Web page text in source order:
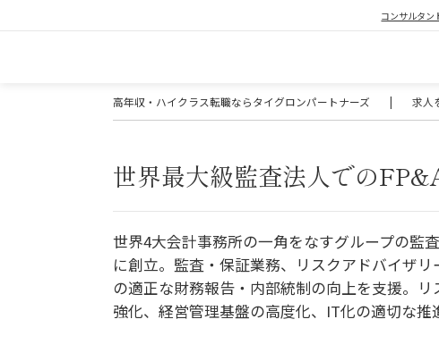
コンサルタン
高年収・ハイクラス転職ならタイグロンパートナーズ | 求人
世界最大級監査法人での
世界4大会計事務所の一角をなすグループの監
に創立。監査・保証業務、リスクアドバイザ
の適正な財務報告・内部統制の向上を支援。
強化、経営管理基盤の高度化、IT化の適切な推